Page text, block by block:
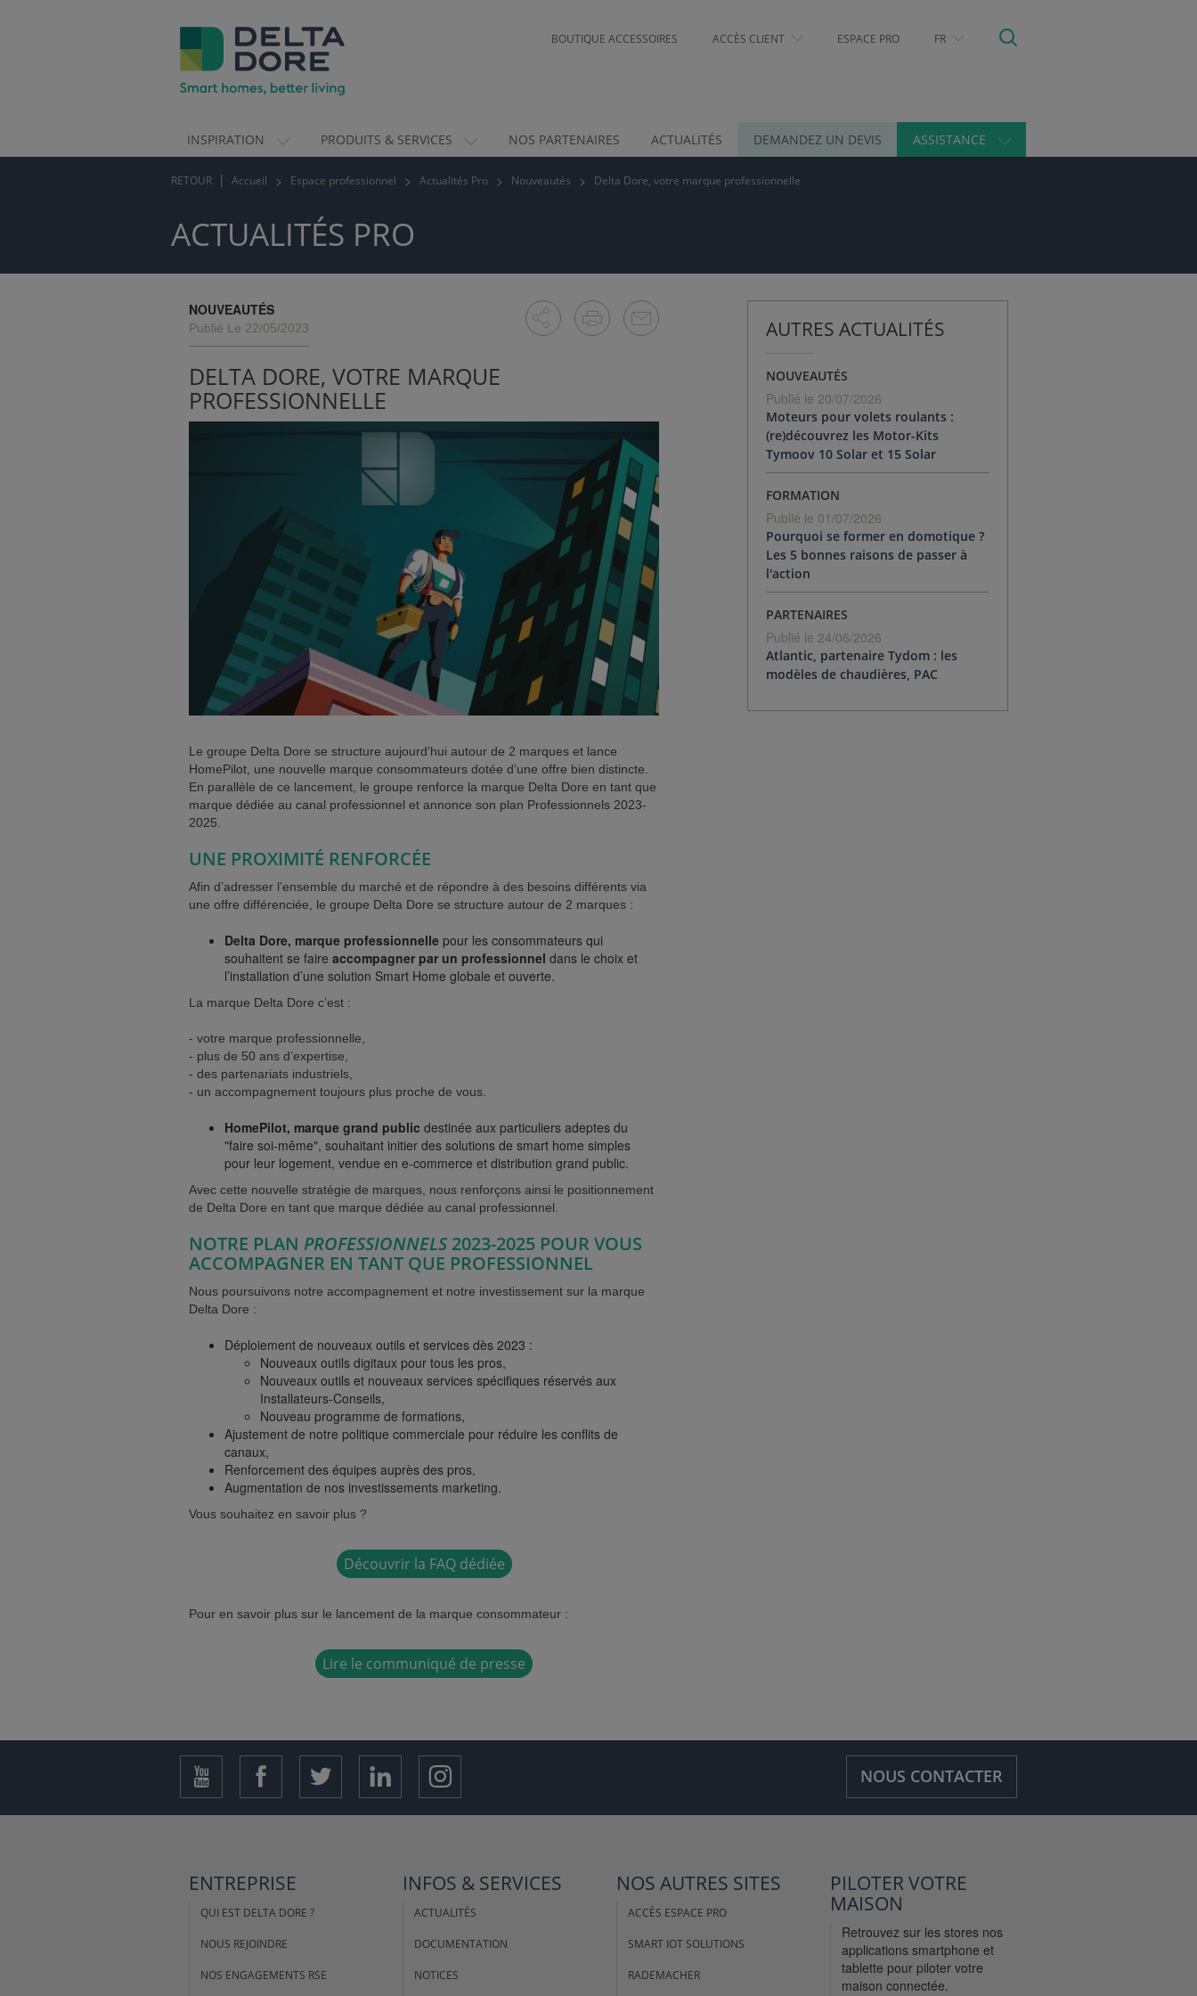
BOUTIQUE ACCESSOIRES ACCÈS CLIENT ESPACE PRO FR
INSPIRATION PRODUITS & SERVICES NOS PARTENAIRES ACTUALITÉS DEMANDEZ UN DEVIS ASSISTANCE
RETOUR Accueil Espace professionnel Actualités Pro Nouveautés Delta Dore, votre marque professionnelle
ACTUALITÉS PRO
NOUVEAUTÉS
Publié Le 22/05/2023
DELTA DORE, VOTRE MARQUE
PROFESSIONNELLE
Le groupe Delta Dore se structure aujourd'hui autour de 2 marques et lance
HomePilot, une nouvelle marque consommateurs dotée d’une offre bien distincte.
En parallèle de ce lancement, le groupe renforce la marque Delta Dore en tant que
marque dédiée au canal professionnel et annonce son plan Professionnels 2023-
2025.
UNE PROXIMITÉ RENFORCÉE
Afin d’adresser l’ensemble du marché et de répondre à des besoins différents via
une offre différenciée, le groupe Delta Dore se structure autour de 2 marques :
Delta Dore, marque professionnelle pour les consommateurs qui
souhaitent se faire accompagner par un professionnel dans le choix et
l’installation d’une solution Smart Home globale et ouverte.
La marque Delta Dore c’est :
- votre marque professionnelle,
- plus de 50 ans d’expertise,
- des partenariats industriels,
- un accompagnement toujours plus proche de vous.
HomePilot, marque grand public destinée aux particuliers adeptes du
"faire soi-même", souhaitant initier des solutions de smart home simples
pour leur logement, vendue en e-commerce et distribution grand public.
Avec cette nouvelle stratégie de marques, nous renforçons ainsi le positionnement
de Delta Dore en tant que marque dédiée au canal professionnel.
NOTRE PLAN PROFESSIONNELS2023-2025 POUR VOUS
ACCOMPAGNER EN TANT QUE PROFESSIONNEL
Nous poursuivons notre accompagnement et notre investissement sur la marque
Delta Dore :
Déploiement de nouveaux outils et services dès 2023 :
Nouveaux outils digitaux pour tous les pros,
Nouveaux outils et nouveaux services spécifiques réservés aux
Installateurs-Conseils,
Nouveau programme de formations,
Ajustement de notre politique commerciale pour réduire les conflits de
canaux,
Renforcement des équipes auprès des pros,
Augmentation de nos investissements marketing.
Vous souhaitez en savoir plus ?
Découvrir la FAQ dédiée
Pour en savoir plus sur le lancement de la marque consommateur :
Lire le communiqué de presse
AUTRES ACTUALITÉS
NOUVEAUTÉS
Publié le 20/07/2026
Moteurs pour volets roulants :
(re)découvrez les Motor-Kits
Tymoov 10 Solar et 15 Solar
FORMATION
Publié le 01/07/2026
Pourquoi se former en domotique ?
Les 5 bonnes raisons de passer à
l'action
PARTENAIRES
Publié le 24/06/2026
Atlantic, partenaire Tydom : les
modèles de chaudières, PAC
NOUS CONTACTER
ENTREPRISE
QUI EST DELTA DORE ?
NOUS REJOINDRE
NOS ENGAGEMENTS RSE
INFOS & SERVICES
ACTUALITÉS
DOCUMENTATION
NOTICES
NOS AUTRES SITES
ACCÈS ESPACE PRO
SMART IOT SOLUTIONS
RADEMACHER
PILOTER VOTRE
MAISON
Retrouvez sur les stores nos
applications smartphone et
tablette pour piloter votre
maison connectée.